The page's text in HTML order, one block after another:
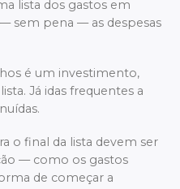
lista dos gastos em
sem pena — as despesas
é um investimento,
Já idas frequentes a
o final da lista devem ser
— como os gastos
de começar a